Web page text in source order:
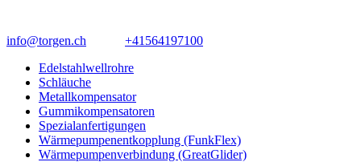
info@torgen.ch
+41564197100
Edelstahlwellrohre
Schläuche
Metallkompensator
Gummikompensatoren
Spezialanfertigungen
Wärmepumpenentkopplung (FunkFlex)
Wärmepumpenverbindung (GreatGlider)